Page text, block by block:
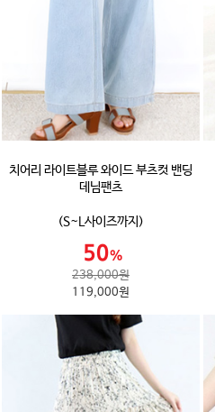
치어리 라이트블루 와이드 부츠컷 밴딩
데님팬츠
(S~L사이즈까지)
238,000원
119,000원